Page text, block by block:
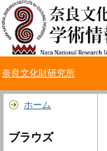
奈良文化財研究所
ホーム
ブラウズ